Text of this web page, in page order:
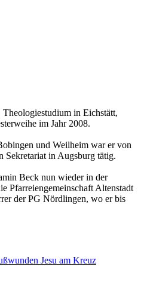
in Eichstätt,
im Jahr 2008.
und Weilheim war er von
Sekretariat in Augsburg tätig.
Beck nun wieder in der
Pfarreiengemeinschaft Altenstadt
der PG Nördlingen, wo er bis